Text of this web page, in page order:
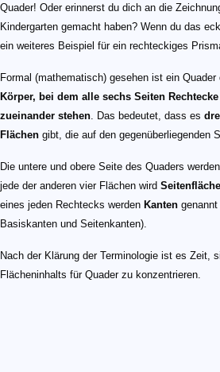
Quader! Oder erinnerst du dich an die
Kindergarten gemacht haben? Wenn du das
ein weiteres Beispiel für ein rechteckiges
Formal (mathematisch) gesehen ist ein
Körper, bei dem alle sechs Seiten
zueinander stehen . Das bedeutet, dass es
Flächen gibt, die auf den gegenüberliegenden
Die untere und obere Seite des Quaders werden
jede der anderen vier Flächen wird Seitenfläche
eines jeden Rechtecks werden Kanten
Basiskanten und Seitenkanten).
Nach der Klärung der Terminologie ist es Zeit,
Flächeninhalts für Quader zu konzentrieren.